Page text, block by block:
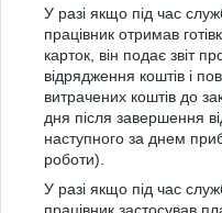
У разі якщо під час
працівник отримав
карток, він подає звіт
відрядження коштів і
витрачених коштів до
дня після завершення
наступного за днем
роботи).
У разі якщо під час